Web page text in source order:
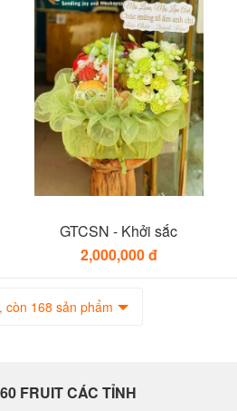
GTCSN - Khởi sắc
2,000,000 đ
còn 168 sản phẩm
FRUIT CÁC TỈNH